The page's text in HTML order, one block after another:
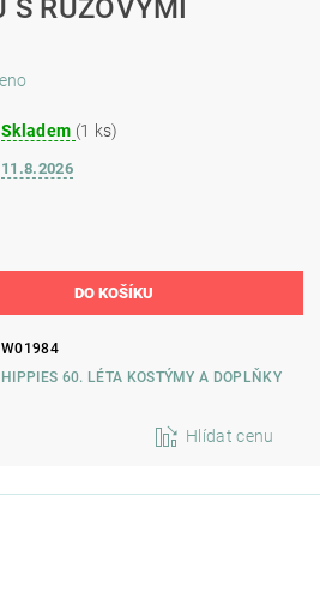
S RŮŽOVÝMI
Skladem (1 ks)
11.8.2026
W01984
HIPPIES 60. LÉTA KOSTÝMY A DOPLŇKY
Hlídat cenu